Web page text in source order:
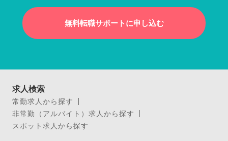
無料転職サポートに申し込む
求人検索
常勤求人から探す
非常勤（アルバイト）求人から探す
スポット求人から探す